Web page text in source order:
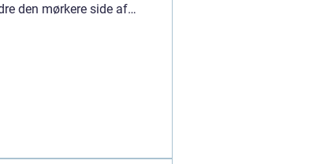
den mørkere side af